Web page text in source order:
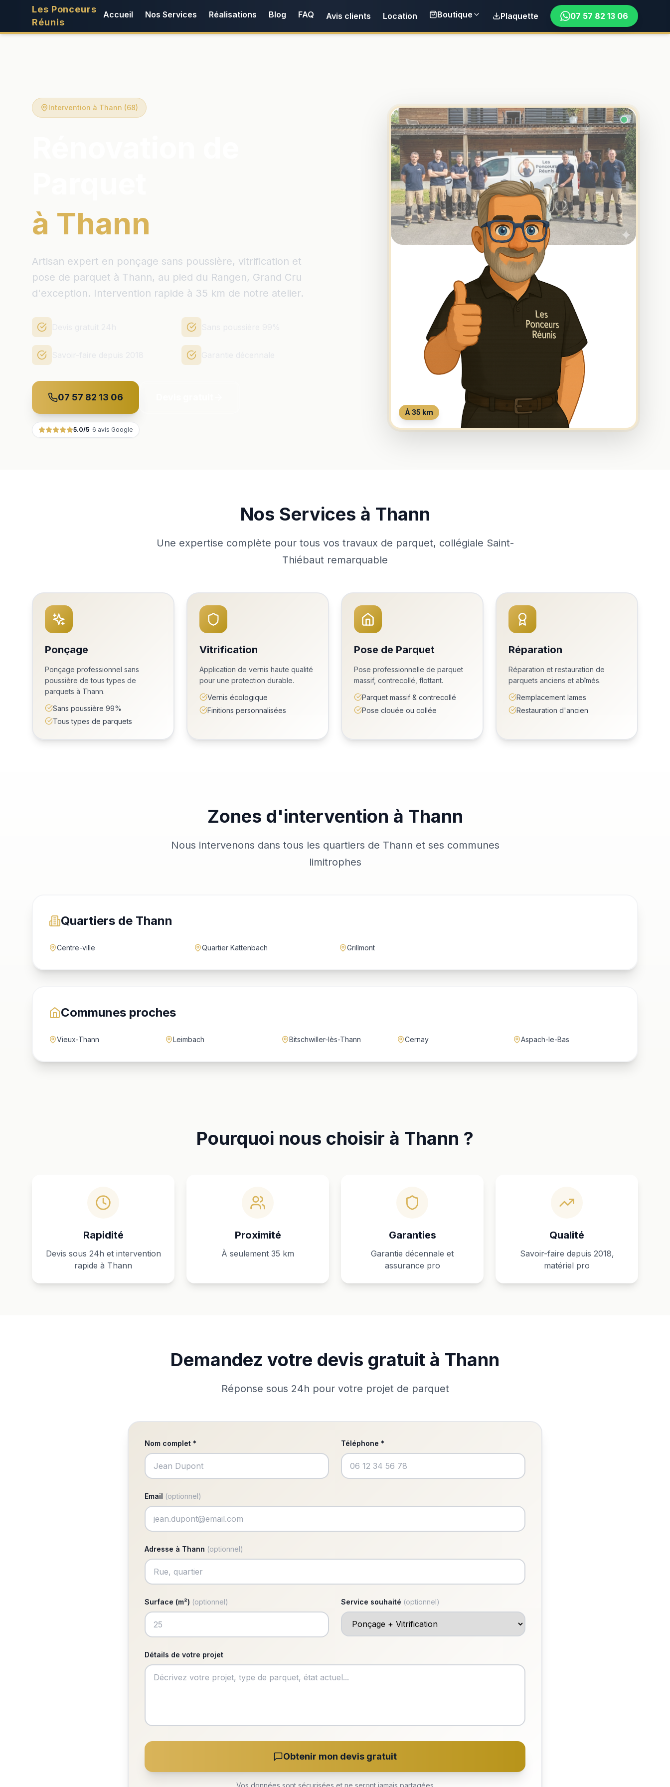
Les Ponceurs
Réunis
Accueil Nos Services Réalisations Blog FAQ Avis clients Location Boutique Plaquette 07 57 82 13 06
Intervention à Thann (68)
à Thann
Artisan expert en ponçage sans poussière, vitrification et
pose de parquet à Thann, au pied du Rangen, Grand Cru
d'exception. Intervention rapide à 35 km de notre atelier.
07 57 82 13 06
5.0/5· 6 avis Google
À 35 km
Nos Services à Thann
Une expertise complète pour tous vos travaux de parquet, collégiale Saint-
Thiébaut remarquable
Ponçage
Ponçage professionnel sans
poussière de tous types de
parquets à Thann.
Sans poussière 99%
Tous types de parquets
Vitrification
Application de vernis haute qualité
pour une protection durable.
Vernis écologique
Finitions personnalisées
Pose de Parquet
Pose professionnelle de parquet
massif, contrecollé, flottant.
Parquet massif & contrecollé
Pose clouée ou collée
Réparation
Réparation et restauration de
parquets anciens et abîmés.
Remplacement lames
Restauration d'ancien
Zones d'intervention à Thann
Nous intervenons dans tous les quartiers de Thann et ses communes
limitrophes
Quartiers de Thann
Centre-ville Quartier Kattenbach Grillmont
Communes proches
Vieux-Thann Leimbach Bitschwiller-lès-Thann Cernay Aspach-le-Bas
Pourquoi nous choisir à Thann ?
Rapidité
Devis sous 24h et intervention
rapide à Thann
Proximité
À seulement 35 km
Garanties
Garantie décennale et
assurance pro
Qualité
Savoir-faire depuis 2018,
matériel pro
Demandez votre devis gratuit à Thann
Réponse sous 24h pour votre projet de parquet
Nom complet * Téléphone *
Email (optionnel)
Adresse à Thann (optionnel)
Surface (m²) (optionnel) Service souhaité (optionnel)
Détails de votre projet
Obtenir mon devis gratuit
Vos données sont sécurisées et ne seront jamais partagées